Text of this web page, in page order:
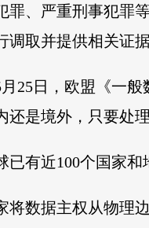
罪、严重刑事犯罪
调取并提供相关证据
月25日，欧盟《一
还是境外，只要处
已有近100个国家
将数据主权从物理